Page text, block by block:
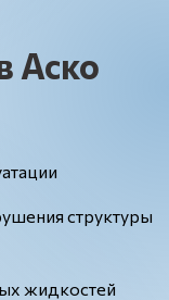
Аско
структуры
жидкостей